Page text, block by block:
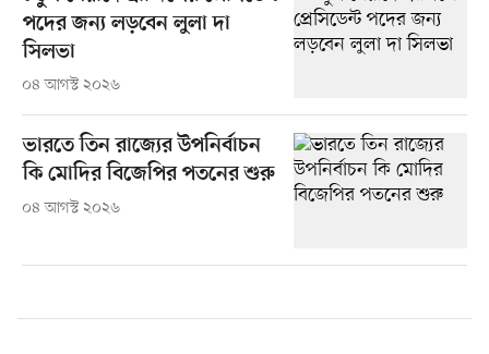
পদের জন্য লড়বেন লুলা দা
সিলভা
০৪ আগস্ট ২০২৬
ভারতে তিন রাজ্যের উপনির্বাচন
কি মোদির বিজেপির পতনের শুরু
০৪ আগস্ট ২০২৬